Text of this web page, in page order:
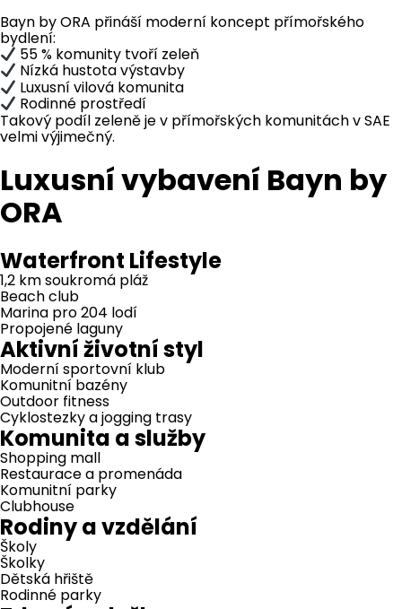
Bayn by ORA přináší moderní koncept přímořského
bydlení:
55 % komunity tvoří zeleň
Nízká hustota výstavby
Luxusní vilová komunita
Rodinné prostředí
Takový podíl zeleně je v přímořských komunitách v SAE
velmi výjimečný.
Luxusní vybavení Bayn by
ORA
Waterfront Lifestyle
1,2 km soukromá pláž
Beach club
Marina pro 204 lodí
Propojené laguny
Aktivní životní styl
Moderní sportovní klub
Komunitní bazény
Outdoor fitness
Cyklostezky a jogging trasy
Komunita a služby
Shopping mall
Restaurace a promenáda
Komunitní parky
Clubhouse
Rodiny a vzdělání
Školy
Školky
Dětská hřiště
Rodinné parky